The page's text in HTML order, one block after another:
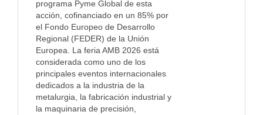
programa Pyme Global de esta
acción, cofinanciado en un 85% por
el Fondo Europeo de Desarrollo
Regional (FEDER) de la Unión
Europea. La feria AMB 2026 está
considerada como uno de los
principales eventos internacionales
dedicados a la industria de la
metalurgia, la fabricación industrial y
la maquinaria de precisión,